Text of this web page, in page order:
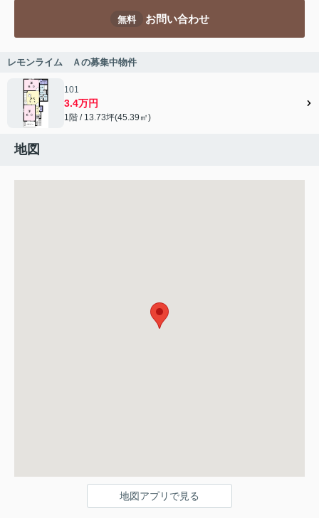
無料 お問い合わせ
レモンライム Ａの募集中物件
101
3.4万円
1階 / 13.73坪(45.39㎡)
地図
地図アプリで見る